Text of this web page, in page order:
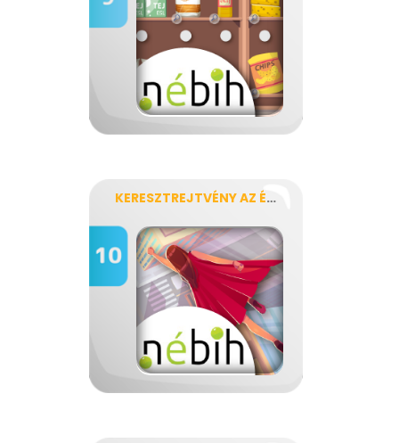
KERESZTREJTVÉNY AZ ÉLELMISZER-PAZARLÁS ELLEN